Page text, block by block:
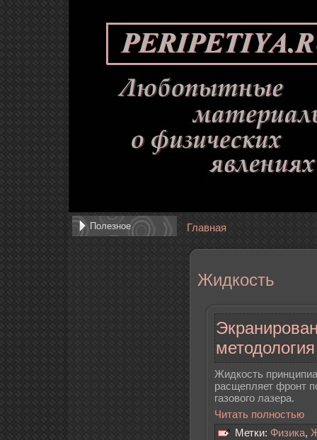
Полезное Главная
Жидкость
Жидкость
расщепляет фронт
газового лазера.
Читать полностью
Метки: Физика,